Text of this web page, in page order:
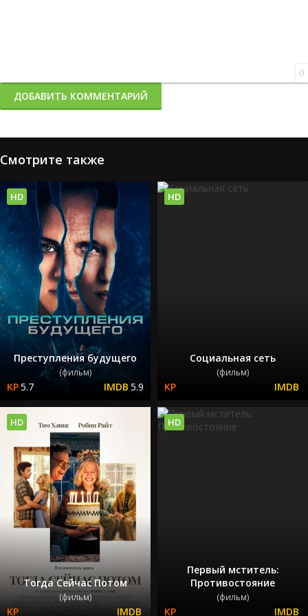
0
ДОБАВИТЬ КОММЕНТАРИЙ
Смотрите также
Преступления будущего
(фильм)
5.7 5.9
HD
Социальная сеть
(фильм)
HD
Тогда Сейчас Потом
(фильм)
HD
Первый мститель:
Противостояние
(фильм)
HD